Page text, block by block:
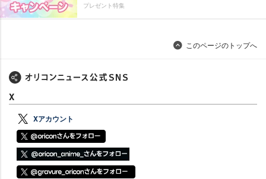
プレゼント特集
このページのトップへ
X
Xアカウント